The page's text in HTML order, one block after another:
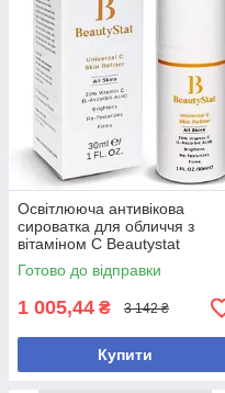
Освітлююча антивікова
сироватка для обличчя з
вітаміном С Beautystat
Universal C Skin Refiner 30 мл
Готово до відправки
1 005,44 ₴ 3 142 ₴
Купити